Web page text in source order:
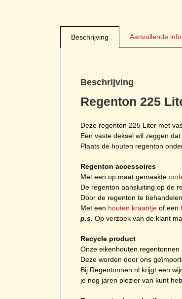
Beschrijving Aanvullende
Beschrijving
Regenton 225
Deze regenton 225 Liter met
Een vaste deksel wil zeggen
Plaats de houten regenton
Regenton accessoires
Met een op maat gemaakte
De regenton aansluiting op de
Door de regenton te
Met een houten kraantje of een
p.s. Op verzoek van de klant
Recycle product
Onze eikenhouten
Deze worden door ons
Bij Regentonnen.nl krijgt een
je nog jaren plezier van kunt